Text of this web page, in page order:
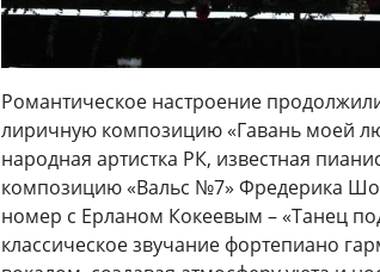
Романтическое настроение
лиричную композицию «Гавань моей
народная артистка РК, известная
композицию «Вальс №7» Фредерика
номер с Ерланом Кокеевым – «Танец
классическое звучание фортепиано